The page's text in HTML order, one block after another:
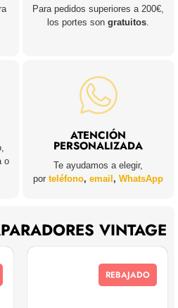
Para pedidos superiores a 200€,
los portes songratuitos.
o
ATENCIÓN
PERSONALIZADA
Te ayudamos a elegir,
porteléfono,email,WhatsApp
VINTAGE
REBAJADO